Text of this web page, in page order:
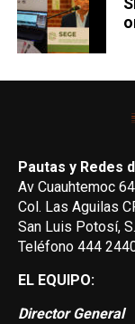
Pautas y Redes
Av Cuauhtemoc
Col. Las Aguilas
San Luis Potosí,
Teléfono 444
EL EQUIPO:
Director General